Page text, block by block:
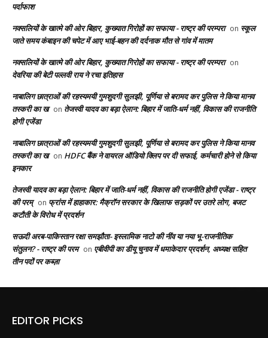
पर्दाफाश
नक्सलियों के खात्मे की ओर बिहार, कुख्यात गिरोहों का सफाया - राष्ट्र की परम्परा on स्कूल
जाते समय कंबाइन की चपेट में आए भाई-बहन की दर्दनाक मौत से गांव में मातम
नक्सलियों के खात्मे की ओर बिहार, कुख्यात गिरोहों का सफाया - राष्ट्र की परम्परा on
देवरिया की बेटी पल्लवी राय ने रचा इतिहास
नाबालिग छात्राओं की रहस्यमयी गुमशुदगी सुलझी, पूर्णिया से बरामद कर पुलिस ने किया मानव
तस्करी का ख on तेजस्वी यादव का बड़ा ऐलान: बिहार में जाति-धर्म नहीं, विकास की राजनीति
होगी एजेंडा
नाबालिग छात्राओं की रहस्यमयी गुमशुदगी सुलझी, पूर्णिया से बरामद कर पुलिस ने किया मानव
तस्करी का ख on HDFC बैंक ने वायरल ऑडियो क्लिप पर दी सफाई, कर्मचारी होने से किया
इनकार
तेजस्वी यादव का बड़ा ऐलान: बिहार में जाति-धर्म नहीं, विकास की राजनीति होगी एजेंडा - राष्ट्र
की परम् on फ्रांस में हाहाकार: मैक्रॉन सरकार के खिलाफ सड़कों पर उतरे लोग, बजट
कटौती के विरोध में प्रदर्शन
सऊदी अरब-पाकिस्तान रक्षा समझौता- इस्लामिक नाटो की नींव या नया भू-राजनीतिक
संतुलन? - राष्ट्र की परम on एबीवीपी का डीयू चुनाव में धमाकेदार प्रदर्शन, अध्यक्ष सहित
तीन पदों पर कब्ज़ा
EDITOR PICKS